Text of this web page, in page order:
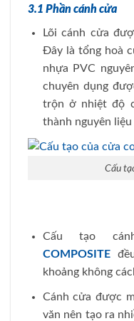
3.1 Phần cánh cửa
Lõi cánh cửa
Đây là tổng hoà
nhựa PVC
chuyên dụng
trộn ở nhiệt độ
thành nguyên liệu
Cấu
Cấu tạo
COMPOSITE
khoảng không
Cánh cửa được
văn nên tạo ra